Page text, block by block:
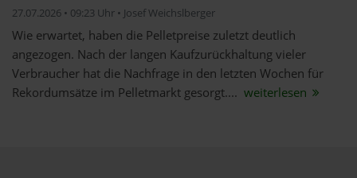
27.07.2026 • 09:23 Uhr • Josef Weichslberger
Wie erwartet, haben die Pelletpreise zuletzt deutlich
angezogen. Nach der langen Kaufzurückhaltung vieler
Verbraucher hat die Nachfrage in den letzten Wochen für
Rekordumsätze im Pelletmarkt gesorgt.... weiterlesen